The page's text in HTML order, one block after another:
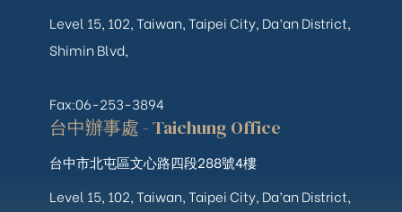
Level 15, 102, Taiwan, Taipei City, Da’an District,
Shimin Blvd,
Fax:06-253-3894
台中辦事處 - Taichung Office
台中市北屯區文心路四段288號4樓
Level 15, 102, Taiwan, Taipei City, Da’an District,